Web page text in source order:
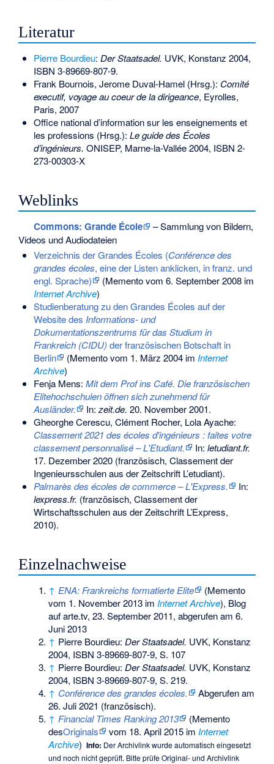
Literatur
Pierre Bourdieu: Der Staatsadel. UVK, Konstanz 2004,
ISBN 3-89669-807-9.
Frank Bournois, Jerome Duval-Hamel (Hrsg.): Comité
executif, voyage au coeur de la dirigeance, Eyrolles,
Paris, 2007
Office national d’information sur les enseignements et
les professions (Hrsg.): Le guide des Écoles
d’ingénieurs. ONISEP, Marne-la-Vallée 2004, ISBN 2-
273-00303-X
Weblinks
Commons: Grande École
– Sammlung von Bildern,
Videos und Audiodateien
Verzeichnis der Grandes Écoles (Conférence des
grandes écoles, eine der Listen anklicken, in franz. und
engl. Sprache)
(Mementovom 6. September 2008 im
Internet Archive)
Studienberatung zu den Grandes Écoles auf der
Website des Informations- und
Dokumentationszentrums für das Studium in
Frankreich (CIDU)der französischen Botschaft in
Berlin
(Mementovom 1. März 2004 im Internet
Archive)
Fenja Mens: Mit dem Prof ins Café. Die französischen
Elitehochschulen öffnen sich zunehmend für
Ausländer.
In: zeit.de. 20. November 2001.
Gheorghe Cerescu, Clément Rocher, Lola Ayache:
Classement 2021 des écoles d'ingénieurs : faites votre
classement personnalisé – L'Etudiant.
In: letudiant.fr.
17. Dezember 2020(französisch, Classement der
Ingenieursschulen aus der Zeitschrift L’etudiant).
Palmarès des écoles de commerce – L'Express.
In:
lexpress.fr. (französisch, Classement der
Wirtschaftsschulen aus der Zeitschrift L’Express,
2010).
Einzelnachweise
↑ ENA: Frankreichs formatierte Elite (Memento
vom 1. November 2013 im Internet Archive), Blog
auf arte.tv, 23. September 2011, abgerufen am 6.
Juni 2013
↑ Pierre Bourdieu:Der Staatsadel. UVK, Konstanz
2004, ISBN 3-89669-807-9, S. 107
↑ Pierre Bourdieu:Der Staatsadel. UVK, Konstanz
2004, ISBN 3-89669-807-9, S. 219.
↑ Conférence des grandes écoles.
Abgerufen am
26. Juli 2021 (französisch).
↑ Financial Times Ranking 2013 (Memento
desOriginals vom 18. April 2015 im Internet
Archive) Info: Der Archivlink wurde automatisch eingesetzt
und noch nicht geprüft. Bitte prüfe Original- und Archivlink